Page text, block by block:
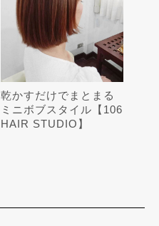
乾かすだけでまとまる
ミニボブスタイル【106
HAIR STUDIO】